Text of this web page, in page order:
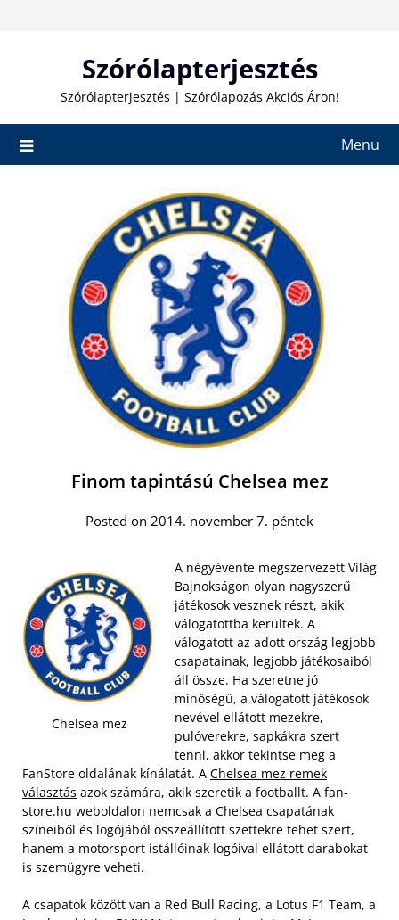
Szórólapterjesztés
Szórólapterjesztés | Szórólapozás Akciós Áron!
Menu
Finom tapintású Chelsea mez
Posted on 2014. november 7. péntek
Chelsea mez
A négyévente megszervezett Világ
Bajnokságon olyan nagyszerű
játékosok vesznek részt, akik
válogatottba kerültek. A
válogatott az adott ország legjobb
csapatainak, legjobb játékosaiból
áll össze. Ha szeretne jó
minőségű, a válogatott játékosok
nevével ellátott mezekre,
pulóverekre, sapkákra szert
tenni, akkor tekintse meg a
FanStore oldalának kínálatát. A Chelsea mez remek
választás azok számára, akik szeretik a footballt. A fan-
store.hu weboldalon nemcsak a Chelsea csapatának
színeiből és logójából összeállított szettekre tehet szert,
hanem a motorsport istállóinak logóival ellátott darabokat
is szemügyre veheti.
A csapatok között van a Red Bull Racing, a Lotus F1 Team, a